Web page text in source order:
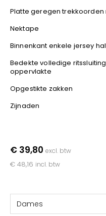
Platte geregen trekkoorden
Nektape
Binnenkant enkele jersey
Bedekte volledige
oppervlakte
Opgestikte zakken
Zijnaden
€ 39,80 excl. btw
€ 48,16 incl. btw
Dames